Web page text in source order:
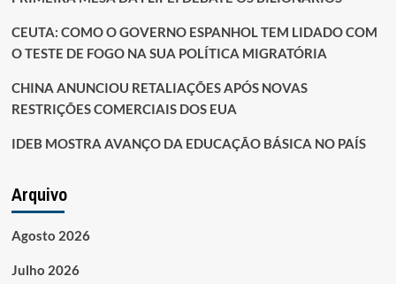
CEUTA: COMO O GOVERNO ESPANHOL TEM LIDADO COM
O TESTE DE FOGO NA SUA POLÍTICA MIGRATÓRIA
CHINA ANUNCIOU RETALIAÇÕES APÓS NOVAS
RESTRIÇÕES COMERCIAIS DOS EUA
IDEB MOSTRA AVANÇO DA EDUCAÇÃO BÁSICA NO PAÍS
Arquivo
Agosto 2026
Julho 2026